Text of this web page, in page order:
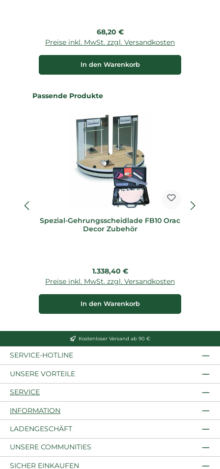
Regulärer Preis:
68,20 €
Preise inkl. MwSt. zzgl. Versandkosten
In den Warenkorb
Produktgalerie überspringen
Passende Produkte
Spezial-Gehrungsscheidlade FB10 Orac
Decor Zubehör
Regulärer Preis:
1.338,40 €
Preise inkl. MwSt. zzgl. Versandkosten
In den Warenkorb
Kostenloser Versand ab 90 €
SERVICE-HOTLINE
UNSERE VORTEILE
SERVICE
INFORMATION
LADENGESCHÄFT
UNSERE COMMUNITIES
SICHER EINKAUFEN